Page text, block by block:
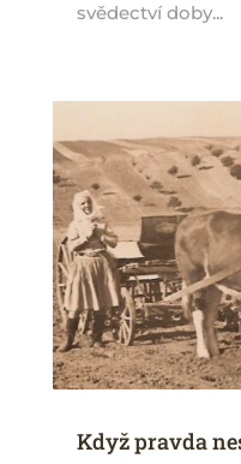
svědectví doby...
Když pravda